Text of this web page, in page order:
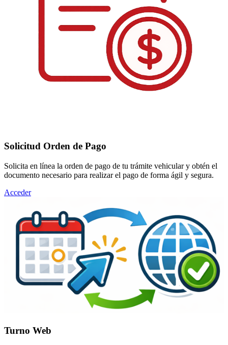
Solicitud Orden de Pago
Solicita en línea la orden de pago de tu trámite vehicular y obtén el
documento necesario para realizar el pago de forma ágil y segura.
Acceder
Turno Web